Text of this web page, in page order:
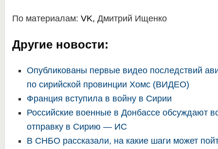
По материалам: VK, Дмитрий Ищенко
Другие новости:
Опубликованы первые видео последствий
по сирийской провинции Хомс (ВИДЕО)
Франция вступила в войну в Сирии
Российские военные в Донбассе обсуждают
отправку в Сирию — ИС
В СНБО рассказали, на какие шаги может